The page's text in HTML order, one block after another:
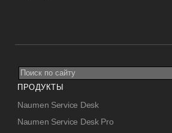
ПРОДУКТЫ
Naumen Service Desk
Naumen Service Desk Pro